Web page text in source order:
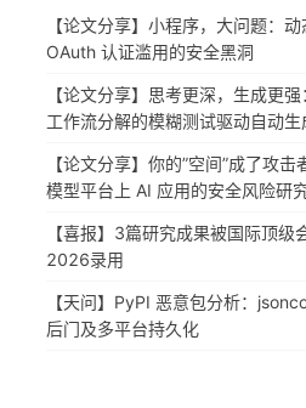
【论文分享】小程序，大问题：
OAuth 认证滥用的安全黑洞
【论文分享】思考更深，生成更
工作流分解的模糊测试驱动自动生
【论文分享】你的”空间”成了攻击
模型平台上 AI 应用的安全风险研
【喜报】3篇研究成果被国际顶级
2026录用
【天问】PyPI 恶意包分析：
后门及多平台持久化